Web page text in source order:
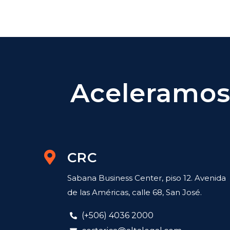
CRC
Sabana Business Center, piso 12. Avenida
de las Américas, calle 68, San José.
(+506) 4036 2000